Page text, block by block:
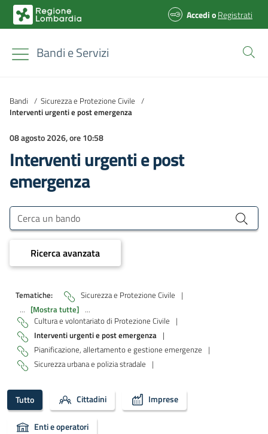
AccedioRegistrati
Bandi e Servizi
Bandi / Sicurezza e Protezione Civile /
Interventi urgenti e post emergenza
08 agosto 2026, ore 10:58
Interventi urgenti e post
emergenza
Bandi e Servizi
Cerca un bando
Ricerca avanzata
Tematiche: Sicurezza e Protezione Civile |
... [Mostra tutte] ...
Cultura e volontariato di Protezione Civile |
Interventi urgenti e post emergenza |
Pianificazione, allertamento e gestione emergenze |
Sicurezza urbana e polizia stradale |
Tutto Cittadini Imprese
Enti e operatori